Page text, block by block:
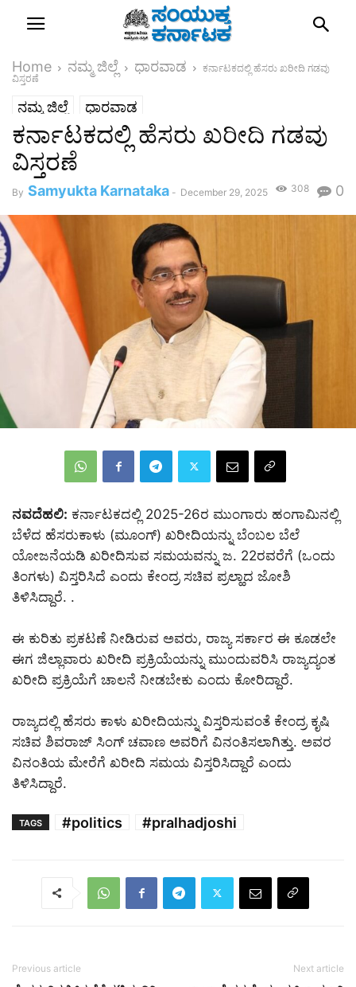
Home ನಮ್ಮ ಜಿಲ್ಲೆ ಧಾರವಾಡ
ಕರ್ನಾಟಕದಲ್ಲಿ ಹೆಸರು ಖರೀದಿ ಗಡವು
ವಿಸ್ತರಣೆ
ನಮ್ಮ ಜಿಲ್ಲೆ ಧಾರವಾಡ
ಕರ್ನಾಟಕದಲ್ಲಿ ಹೆಸರು ಖರೀದಿ ಗಡವು
ವಿಸ್ತರಣೆ
By Samyukta Karnataka - December 29, 2025 0
308
ನವದೆಹಲಿ: ಕರ್ನಾಟಕದಲ್ಲಿ 2025-26ರ ಮುಂಗಾರು ಹಂಗಾಮಿನಲ್ಲಿ
ಬೆಳೆದ ಹೆಸರುಕಾಳು (ಮೂಂಗ್) ಖರೀದಿಯನ್ನು ಬೆಂಬಲ ಬೆಲೆ
ಯೋಜನೆಯಡಿ ಖರೀದಿಸುವ ಸಮಯವನ್ನು ಜ. 22ರವರೆಗೆ (ಒಂದು
ತಿಂಗಳು) ವಿಸ್ತರಿಸಿದೆ ಎಂದು ಕೇಂದ್ರ ಸಚಿವ ಪ್ರಲ್ಹಾದ ಜೋಶಿ
ತಿಳಿಸಿದ್ದಾರೆ. .
ಈ ಕುರಿತು ಪ್ರಕಟಣೆ ನೀಡಿರುವ ಅವರು, ರಾಜ್ಯ ಸರ್ಕಾರ ಈ ಕೂಡಲೇ
ಈಗ ಜಿಲ್ಲಾವಾರು ಖರೀದಿ ಪ್ರಕ್ರಿಯೆಯನ್ನು ಮುಂದುವರಿಸಿ ರಾಜ್ಯದ್ಯಂತ
ಖರೀದಿ ಪ್ರಕ್ರಿಯೆಗೆ ಚಾಲನೆ ನೀಡಬೇಕು ಎಂದು ಕೋರಿದ್ದಾರೆ.
ರಾಜ್ಯದಲ್ಲಿ ಹೆಸರು ಕಾಳು ಖರೀದಿಯನ್ನು ವಿಸ್ತರಿಸುವಂತೆ ಕೇಂದ್ರ ಕೃಷಿ
ಸಚಿವ ಶಿವರಾಜ್ ಸಿಂಗ್ ಚವಾಣ ಅವರಿಗೆ ವಿನಂತಿಸಲಾಗಿತ್ತು. ಅವರ
ವಿನಂತಿಯ ಮೇರೆಗೆ ಖರೀದಿ ಸಮಯ ವಿಸ್ತರಿಸಿದ್ದಾರೆ ಎಂದು
ತಿಳಿಸಿದ್ದಾರೆ.
TAGS #politics #pralhadjoshi
Previous article Next article